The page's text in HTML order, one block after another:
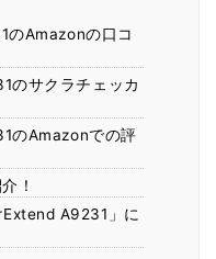
Amazonの口コ
のサクラチェッカ
のAmazonでの評
！
A9231」に